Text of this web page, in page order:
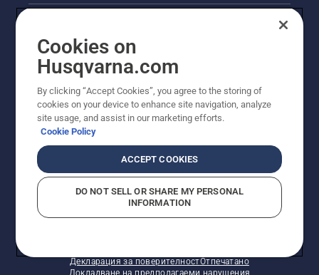
Други сайтове на Husqvarna
© Husqvarna AB (публ). Всички права запазени.
Декларация за поверителностОтпечатано
Докладване на предполагаеми нарушения
Cookies on
Husqvarna.com
By clicking “Accept Cookies”, you agree to the storing of
cookies on your device to enhance site navigation, analyze
site usage, and assist in our marketing efforts.
Cookie Policy
ACCEPT COOKIES
DO NOT SELL OR SHARE MY PERSONAL
INFORMATION